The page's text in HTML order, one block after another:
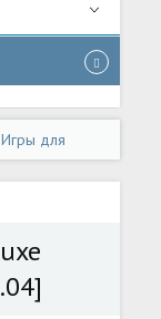
Игры для